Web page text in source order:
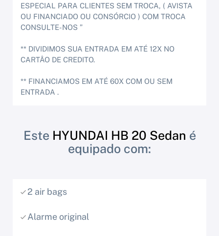
ESPECIAL PARA CLIENTES SEM TROCA, ( AVISTA
OU FINANCIADO OU CONSÓRCIO ) COM TROCA
CONSULTE-NOS ”
** DIVIDIMOS SUA ENTRADA EM ATÉ 12X NO
CARTÂO DE CREDITO.
** FINANCIAMOS EM ATÉ 60X COM OU SEM
ENTRADA .
Este HYUNDAI HB 20 Sedan é
equipado com:
2 air bags
Alarme original